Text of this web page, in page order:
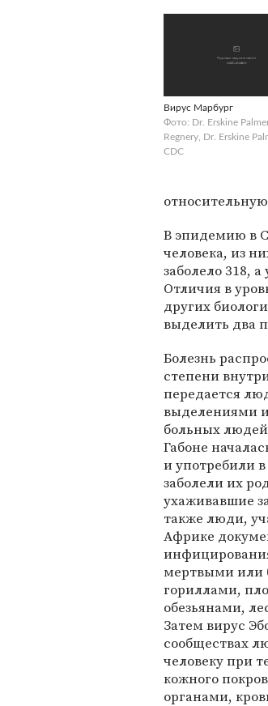
Вирус Марбург
Фото: Dr. Erskine
Regnery, Dr. Erskine
CDC
В эпидемию в
человека, из
заболело 318,
Отличия в
других
выделить два
Болезнь
степени
передается
выделениями
больных
Габоне
и употребили
заболели их
ухаживавшие
также люди,
Африке
мертвыми
гориллами,
обезьянами,
Затем вирус
сообществах
человеку при
кожного
органами,